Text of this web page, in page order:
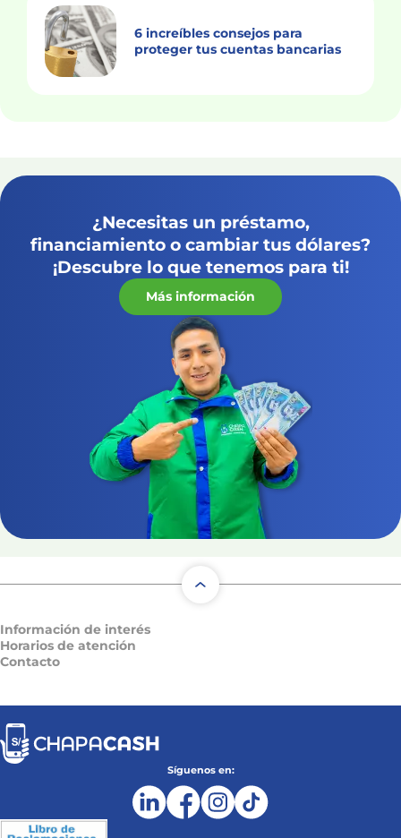
6 increíbles consejos para
proteger tus cuentas bancarias
¿Necesitas un préstamo,
financiamiento o cambiar tus dólares?
¡Descubre lo que tenemos para ti!
Más información
Información de interés
Horarios de atención
Contacto
Síguenos en: